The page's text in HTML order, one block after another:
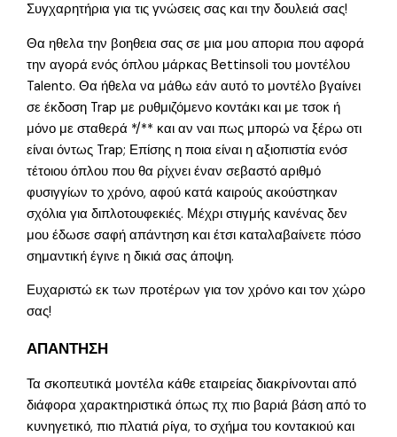
Συγχαρητήρια για τις γνώσεις σας και την δουλειά σας!
Θα ηθελα την βοηθεια σας σε μια μου απορια που αφορά
την αγορά ενός όπλου μάρκας Bettinsoli του μοντέλου
Talento. Θα ήθελα να μάθω εάν αυτό το μοντέλο βγαίνει
σε έκδοση Trap με ρυθμιζόμενο κοντάκι και με τσοκ ή
μόνο με σταθερά */** και αν ναι πως μπορώ να ξέρω οτι
είναι όντως Trap; Επίσης η ποια είναι η αξιοπιστία ενόσ
τέτοιου όπλου που θα ρίχνει έναν σεβαστό αριθμό
φυσιγγίων το χρόνο, αφού κατά καιρούς ακούστηκαν
σχόλια για διπλοτουφεκιές. Μέχρι στιγμής κανένας δεν
μου έδωσε σαφή απάντηση και έτσι καταλαβαίνετε πόσο
σημαντική έγινε η δικιά σας άποψη.
Ευχαριστώ εκ των προτέρων για τον χρόνο και τον χώρο
σας!
ΑΠΑΝΤΗΣΗ
Τα σκοπευτικά μοντέλα κάθε εταιρείας διακρίνονται από
διάφορα χαρακτηριστικά όπως πχ πιο βαριά βάση από το
κυνηγετικό, πιο πλατιά ρίγα, το σχήμα του κοντακιού και